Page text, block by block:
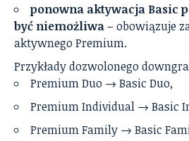
ponowna aktywacja Basic
być niemożliwa– obowiązuje
aktywnego Premium.
Przykłady dozwolonego
Premium Duo → Basic Duo,
Premium Individual → Basic
Premium Family → Basic